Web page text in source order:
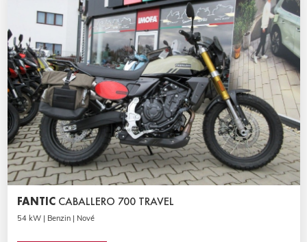
FANTIC CABALLERO 700 TRAVEL
54 kW | Benzin | Nové